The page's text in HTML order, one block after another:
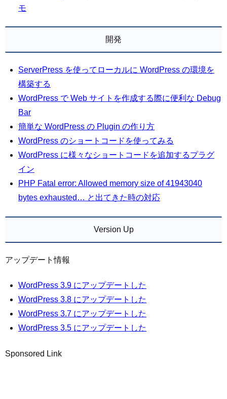
モ
開発
ServerPress を使ってローカルに WordPress の環境を
構築する
WordPress で Web サイトを作成する際に便利な Debug
Bar
簡単な WordPress の Plugin の作り方
WordPress のショートコードを使ってみる
WordPress に様々なショートコードを追加するプラグ
イン
PHP Fatal error: Allowed memory size of 41943040
bytes exhausted… と出てきた時の対応
Version Up
アップデート情報
WordPress 3.9 にアップデートした
WordPress 3.8 にアップデートした
WordPress 3.7 にアップデートした
WordPress 3.5 にアップデートした
Sponsored Link